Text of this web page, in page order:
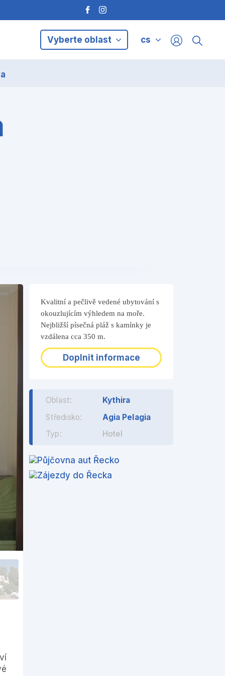
Vyberte oblast cs
Kvalitní a pečlivě vedené ubytování s
okouzlujícím výhledem na moře.
Nejbližší písečná pláž s kamínky je
vzdálena cca 350 m.
Doplnit informace
Oblast: Kythira
Středisko:
Agia Pelagia
Typ:
Hotel